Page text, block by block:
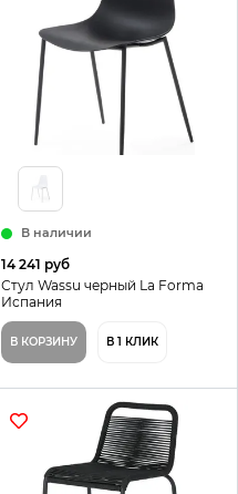
В наличии
14 241 руб
Стул Wassu черный La Forma
Испания
В КОРЗИНУ В 1 КЛИК